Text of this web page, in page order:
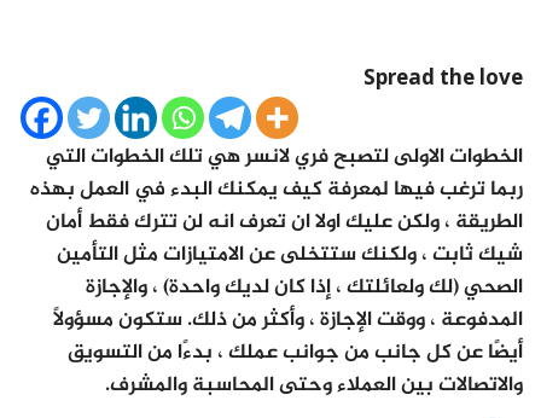
Spread the love
الخطوات الاولى لتصبح فري لانسر هي تلك الخطوات التي
ربما ترغب فيها لمعرفة كيف يمكنك البدء في العمل بهذه
الطريقة ، ولكن عليك اولا ان تعرف انه لن تترك فقط أمان
شيك ثابت ، ولكنك ستتخلى عن الامتيازات مثل التأمين
الصحي (لك ولعائلتك ، إذا كان لديك واحدة) ، والإجازة
المدفوعة ، ووقت الإجازة ، وأكثر من ذلك. ستكون مسؤولاً
أيضًا عن كل جانب من جوانب عملك ، بدءًا من التسويق
والاتصالات بين العملاء وحتى المحاسبة والمشرف.